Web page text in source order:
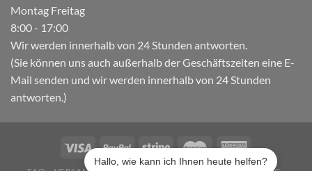
Montag Freitag
8:00 - 17:00
Wir werden innerhalb von 24 Stunden antworten.
(Sie können uns auch außerhalb der Geschäftszeiten eine E-
Mail senden und wir werden innerhalb von 24 Stunden
antworten.)
Hallo, wie kann ich Ihnen heute helfen?